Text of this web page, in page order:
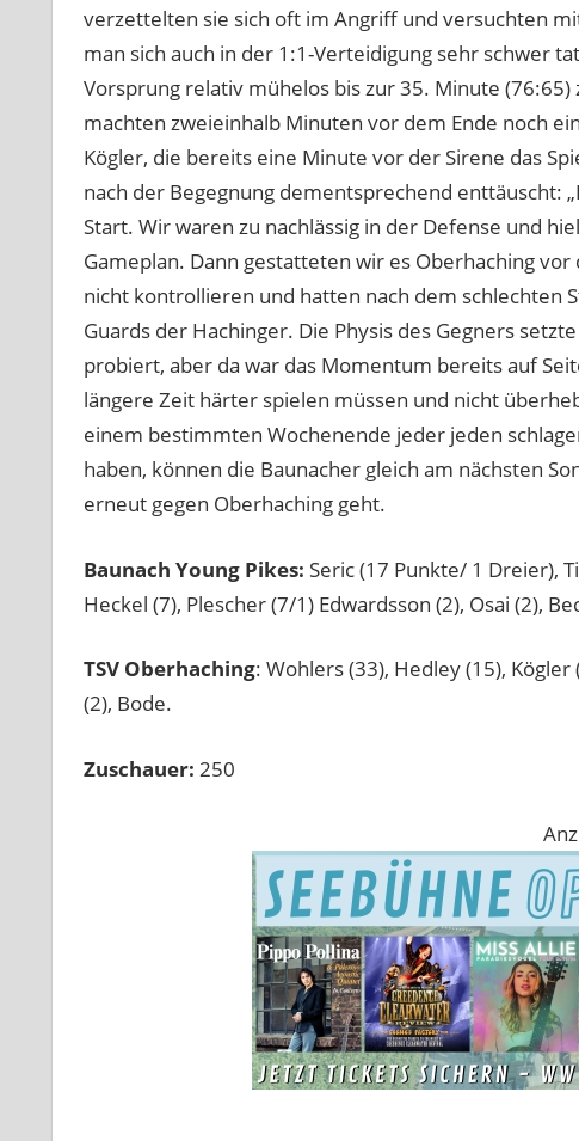
verzettelten sie sich oft im Angriff und versuchten
man sich auch in der 1:1-Verteidigung sehr schwer
Vorsprung relativ mühelos bis zur 35. Minute
machten zweieinhalb Minuten vor dem Ende noch
Kögler, die bereits eine Minute vor der Sirene das
nach der Begegnung dementsprechend enttäuscht:
Start. Wir waren zu nachlässig in der Defense und
Gameplan. Dann gestatteten wir es Oberhaching
nicht kontrollieren und hatten nach dem schlechten
Guards der Hachinger. Die Physis des Gegners
probiert, aber da war das Momentum bereits auf
längere Zeit härter spielen müssen und nicht
einem bestimmten Wochenende jeder jeden
haben, können die Baunacher gleich am nächsten
erneut gegen Oberhaching geht.
Baunach Young Pikes: Seric (17 Punkte/ 1 Dreier),
Heckel (7), Plescher (7/1) Edwardsson (2), Osai (2),
TSV Oberhaching: Wohlers (33), Hedley (15),
(2), Bode.
Zuschauer: 250